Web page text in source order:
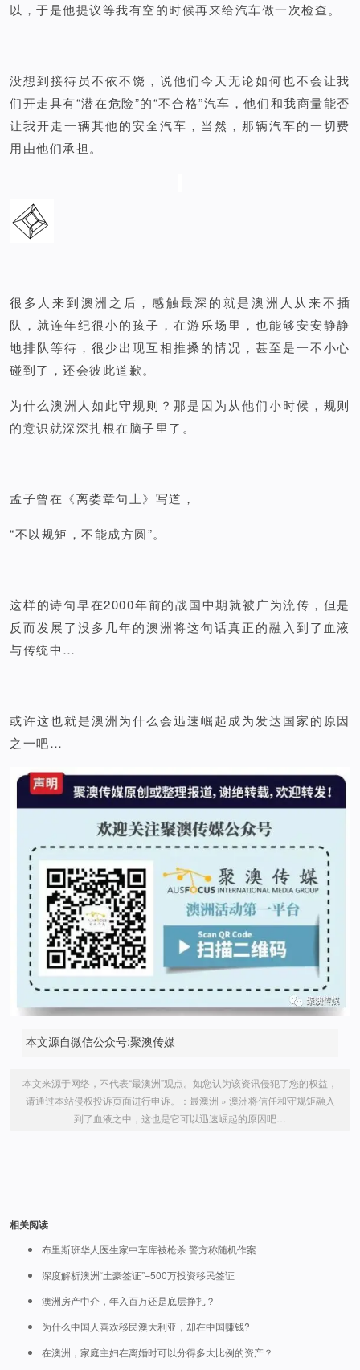
以，于是他提议等我有空的时候再来给汽车做一次检查。
没想到接待员不依不饶，说他们今天无论如何也不会让我
们开走具有“潜在危险”的“不合格”汽车，他们和我商量能否
让我开走一辆其他的安全汽车，当然，那辆汽车的一切费
用由他们承担。
很多人来到澳洲之后，感触最深的就是澳洲人从来不插
队，就连年纪很小的孩子，在游乐场里，也能够安安静静
地排队等待，很少出现互相推搡的情况，甚至是一不小心
碰到了，还会彼此道歉。
为什么澳洲人如此守规则？那是因为从他们小时候，规则
的意识就深深扎根在脑子里了。
孟子曾在《离娄章句上》写道，
“不以规矩，不能成方圆”。
这样的诗句早在2000年前的战国中期就被广为流传，但是
反而发展了没多几年的澳洲将这句话真正的融入到了血液
与传统中…
或许这也就是澳洲为什么会迅速崛起成为发达国家的原因
之一吧…
本文源自微信公众号:聚澳传媒
本文来源于网络，不代表“最澳洲”观点。如您认为该资讯侵犯了您的权益，
请通过本站侵权投诉页面进行申诉。： 最澳洲 » 澳洲将信任和守规矩融入
到了血液之中，这也是它可以迅速崛起的原因吧…
相关阅读
布里斯班华人医生家中车库被枪杀 警方称随机作案
深度解析澳洲“土豪签证”–500万投资移民签证
澳洲房产中介，年入百万还是底层挣扎？
为什么中国人喜欢移民澳大利亚，却在中国赚钱?
在澳洲，家庭主妇在离婚时可以分得多大比例的资产？